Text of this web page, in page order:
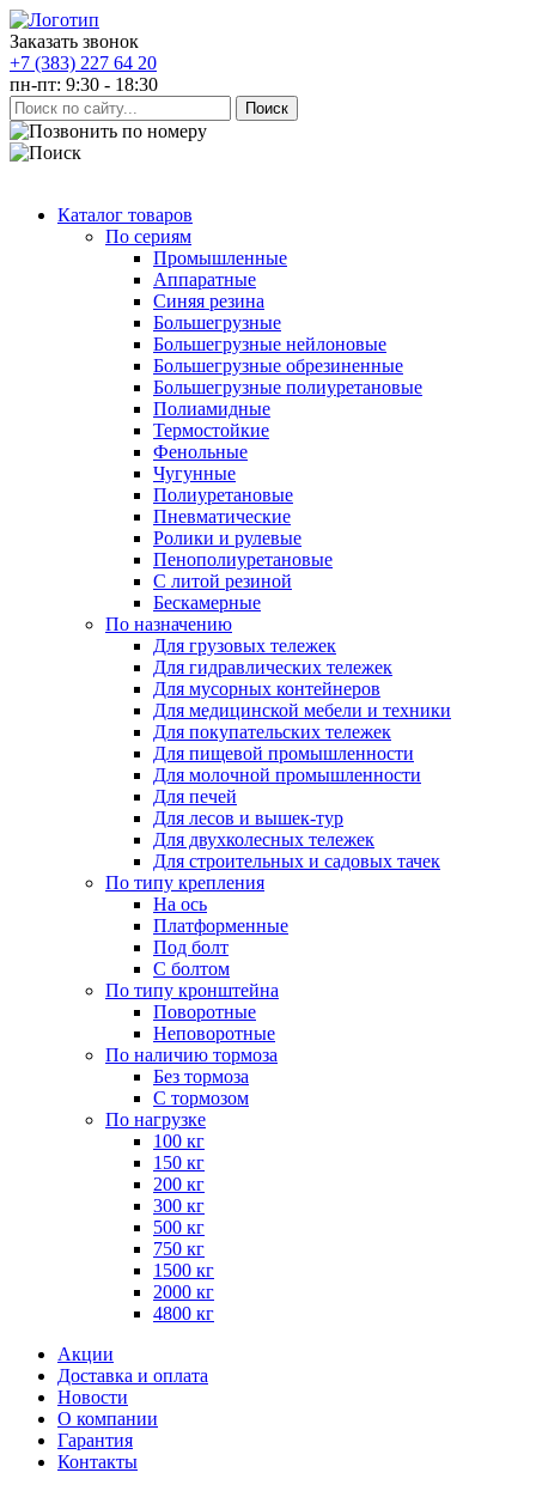
Заказать звонок
+7 (383) 227 64 20
пн-пт: 9:30 - 18:30
Каталог товаров
По сериям
Промышленные
Аппаратные
Синяя резина
Большегрузные
Большегрузные нейлоновые
Большегрузные обрезиненные
Большегрузные полиуретановые
Полиамидные
Термостойкие
Фенольные
Чугунные
Полиуретановые
Пневматические
Ролики и рулевые
Пенополиуретановые
С литой резиной
Бескамерные
По назначению
Для грузовых тележек
Для гидравлических тележек
Для мусорных контейнеров
Для медицинской мебели и техники
Для покупательских тележек
Для пищевой промышленности
Для молочной промышленности
Для печей
Для лесов и вышек-тур
Для двухколесных тележек
Для строительных и садовых тачек
По типу крепления
На ось
Платформенные
Под болт
С болтом
По типу кронштейна
Поворотные
Неповоротные
По наличию тормоза
Без тормоза
С тормозом
По нагрузке
100 кг
150 кг
200 кг
300 кг
500 кг
750 кг
1500 кг
2000 кг
4800 кг
Акции
Доставка и оплата
Новости
О компании
Гарантия
Контакты